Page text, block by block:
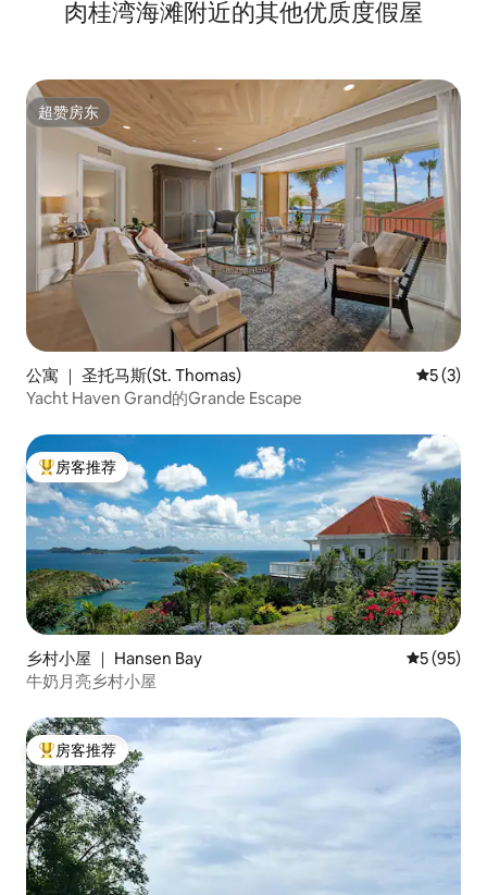
肉桂湾海滩附近的其他优质度假屋
超赞房东
超赞房东
公寓 ｜ 圣托马斯(St. Thomas) 平均评分
5 (3)
Yacht Haven Grand的Grande Escape
热门「房客推荐」
房客推荐
乡村小屋 ｜ Hansen Bay 平均评分
5 (95)
牛奶月亮乡村小屋
热门「房客推荐」
房客推荐